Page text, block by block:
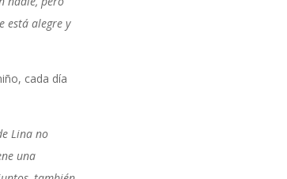
está alegre y
cada día
Lina no
una